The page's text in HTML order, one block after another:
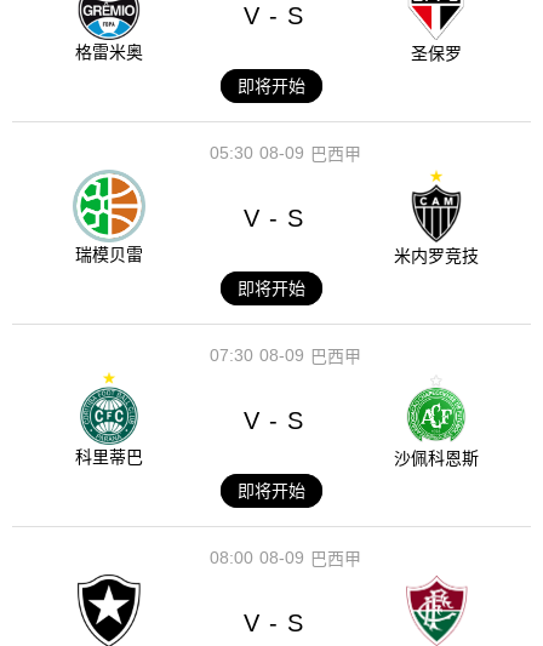
格雷米奥
V - S
圣保罗
即将开始
08-09
05:30 巴西甲
瑞模贝雷
V - S
米内罗竞技
即将开始
08-09
07:30 巴西甲
科里蒂巴
V - S
沙佩科恩斯
即将开始
08-09
08:00 巴西甲
V - S